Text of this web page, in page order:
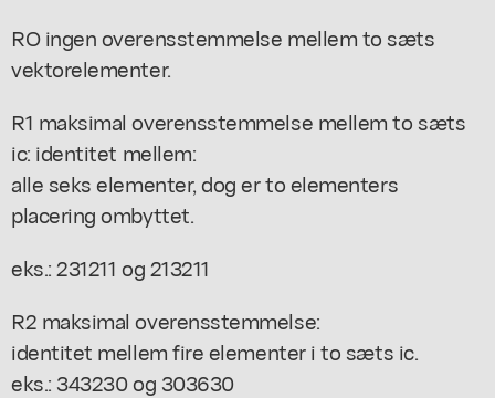
RO ingen overensstemmelse mellem to sæts
vektorelementer.
R1 maksimal overensstemmelse mellem to sæts
ic: identitet mellem:
alle seks elementer, dog er to elementers
placering ombyttet.
eks.: 231211 og 213211
R2 maksimal overensstemmelse:
identitet mellem fire elementer i to sæts ic.
eks.: 343230 og 303630